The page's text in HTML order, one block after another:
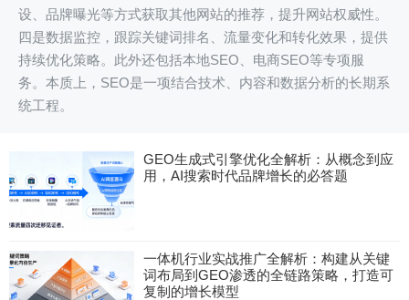
设、品牌曝光等方式获取其他网站的推荐，提升网站权威性。
四是数据监控，跟踪关键词排名、流量变化和转化效果，提供
持续优化策略。此外还包括本地SEO、电商SEO等专项服
务。本质上，SEO是一项结合技术、内容和数据分析的长期系
统工程。
GEO生成式引擎优化全解析：从概念到应
用，AI搜索时代品牌增长的必答题
一体机行业实战推广全解析：构建从关键
词布局到GEO渗透的全链路策略，打造可
复制的增长模型